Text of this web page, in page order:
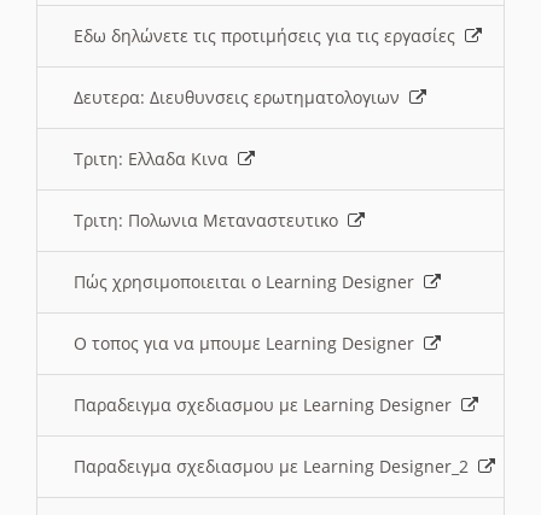
Εδω δηλώνετε τις προτιμήσεις για τις εργασίες
Δευτερα: Διευθυνσεις ερωτηματολογιων
Τριτη: Ελλαδα Κινα
Τριτη: Πολωνια Μεταναστευτικο
Πώς χρησιμοποιειται ο Learning Designer
O τοπος για να μπουμε Learning Designer
Παραδειγμα σχεδιασμου με Learning Designer
Παραδειγμα σχεδιασμου με Learning Designer_2